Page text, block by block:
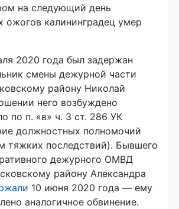
на следующий день
ожогов калининградец умер
2020 года был задержан
смены дежурной части
району Николай
него возбуждено
по п. «в» ч. 3 ст. 286 УК
должностных полномочий
тяжких последствий). Бывшего
дежурного ОМВД
району Александра
10 июня 2020 года — ему
аналогичное обвинение.